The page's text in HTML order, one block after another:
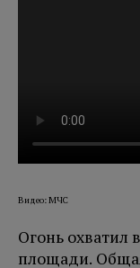
Видео: МЧС
Огонь охватил
площади.